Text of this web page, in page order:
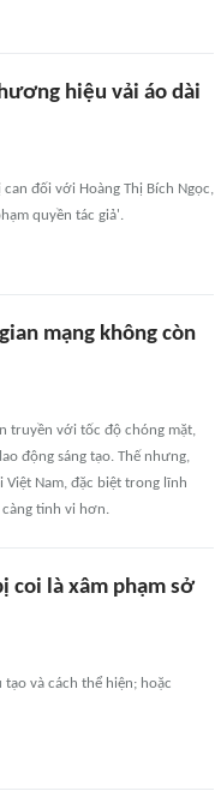
hiệu vải áo dài
đối với Hoàng Thị Bích Ngọc,
quyền tác giả'.
mạng không còn
truyền với tốc độ chóng mặt,
động sáng tạo. Thế nhưng,
Nam, đặc biệt trong lĩnh
càng tinh vi hơn.
coi là xâm phạm sở
và cách thể hiện; hoặc